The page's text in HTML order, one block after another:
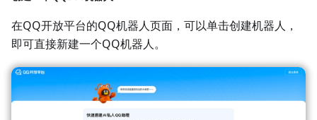
在QQ开放平台的QQ机器人页面，可以单击创建机器人，
即可直接新建一个QQ机器人。